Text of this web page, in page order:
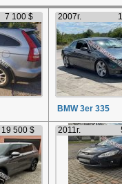
7 100 $ 2007г.
BMW 3er 335
19 500 $ 2011г.